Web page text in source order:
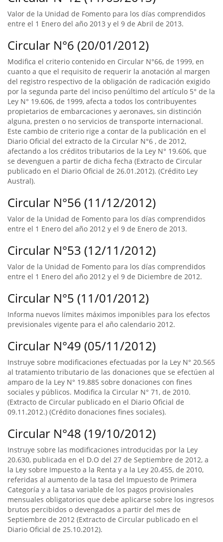
Valor de la Unidad de Fomento para los días comprendidos
entre el 1 Enero del año 2013 y el 9 de Abril de 2013.
Circular N°6 (20/01/2012)
Modifica el criterio contenido en Circular N°66, de 1999, en
cuanto a que el requisito de requerir la anotación al margen
del registro respectivo de la obligación de radicación exigido
por la segunda parte del inciso penúltimo del artículo 5° de la
Ley N° 19.606, de 1999, afecta a todos los contribuyentes
propietarios de embarcaciones y aeronaves, sin distinción
alguna, presten o no servicios de transporte internacional.
Este cambio de criterio rige a contar de la publicación en el
Diario Oficial del extracto de la Circular N°6 , de 2012,
afectando a los créditos tributarios de la Ley N° 19.606, que
se devenguen a partir de dicha fecha (Extracto de Circular
publicado en el Diario Oficial de 26.01.2012). (Crédito Ley
Austral).
Circular N°56 (11/12/2012)
Valor de la Unidad de Fomento para los días comprendidos
entre el 1 Enero del año 2012 y el 9 de Enero de 2013.
Circular N°53 (12/11/2012)
Valor de la Unidad de Fomento para los días comprendidos
entre el 1 Enero del año 2012 y el 9 de Diciembre de 2012.
Circular N°5 (11/01/2012)
Informa nuevos límites máximos imponibles para los efectos
previsionales vigente para el año calendario 2012.
Circular N°49 (05/11/2012)
Instruye sobre modificaciones efectuadas por la Ley N° 20.565
al tratamiento tributario de las donaciones que se efectúen al
amparo de la Ley N° 19.885 sobre donaciones con fines
sociales y públicos. Modifica la Circular N° 71, de 2010.
(Extracto de Circular publicado en el Diario Oficial de
09.11.2012.) (Crédito donaciones fines sociales).
Circular N°48 (19/10/2012)
Instruye sobre las modificaciones introducidas por la Ley
20.630, publicada en el D.O del 27 de Septiembre de 2012, a
la Ley sobre Impuesto a la Renta y a la Ley 20.455, de 2010,
referidas al aumento de la tasa del Impuesto de Primera
Categoría y a la tasa variable de los pagos provisionales
mensuales obligatorios que debe aplicarse sobre los ingresos
brutos percibidos o devengados a partir del mes de
Septiembre de 2012 (Extracto de Circular publicado en el
Diario Oficial de 25.10.2012).